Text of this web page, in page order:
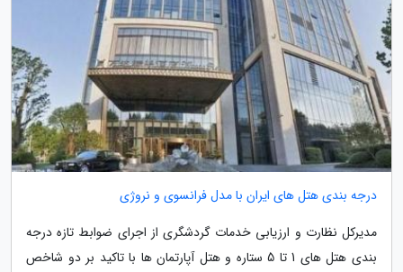
درجه بندی هتل های ایران با مدل فرانسوی و نروژی
مدیرکل نظارت و ارزیابی خدمات گردشگری از اجرای ضوابط تازه درجه
بندی هتل های 1 تا 5 ستاره و هتل آپارتمان ها با تاکید بر دو شاخص